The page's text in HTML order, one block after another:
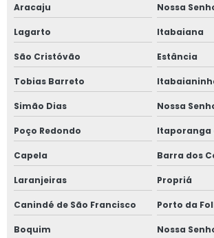
Aracaju
Nossa
Lagarto Itabaiana
São Cristóvão Estância
Tobias Barreto
Simão Dias Nossa
Poço Redondo Itaporanga
Capela Barra dos
Laranjeiras Propriá
Canindé de São Francisco Porto da
Boquim
Nossa